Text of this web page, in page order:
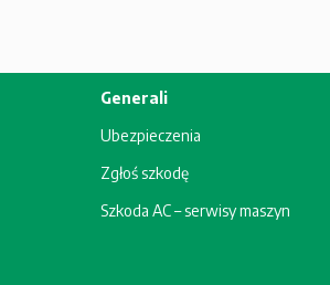
Generali
Ubezpieczenia
Zgłoś szkodę
Szkoda AC – serwisy maszyn